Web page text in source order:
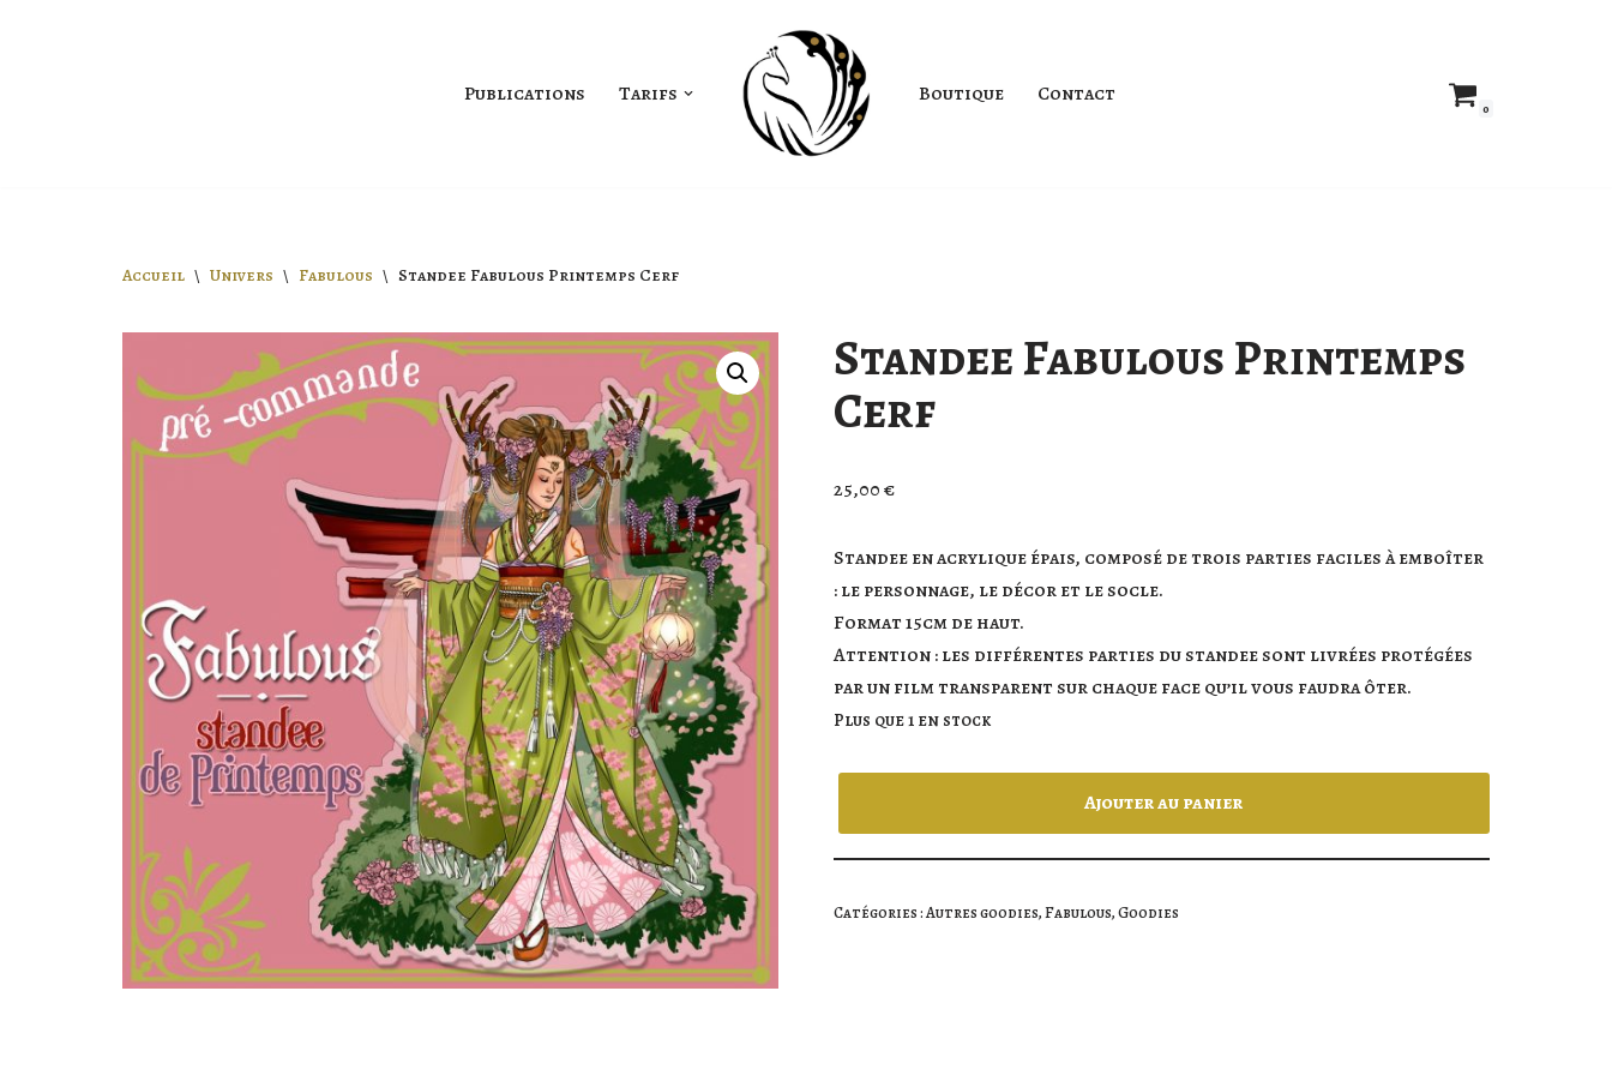
Publications Tarifs Boutique Contact
0
Accueil \ Univers \ Fabulous \ Standee Fabulous Printemps Cerf
Standee Fabulous Printemps
Cerf
25,00€
Standee en acrylique épais, composé de trois parties faciles à emboîter
: le personnage, le décor et le socle.
Format 15cm de haut.
Attention : les différentes parties du standee sont livrées protégées
par un film transparent sur chaque face qu’il vous faudra ôter.
Plus que 1 en stock
Ajouter au panier
Catégories :Autres goodies,Fabulous,Goodies